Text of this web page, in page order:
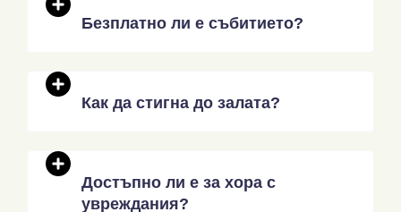
Безплатно ли е събитието?
Как да стигна до залата?
Достъпно ли е за хора с
увреждания?